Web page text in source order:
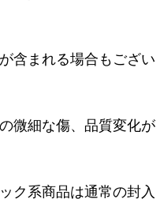
含まれる場合もござい
微細な傷、品質変化が
ク系商品は通常の封入